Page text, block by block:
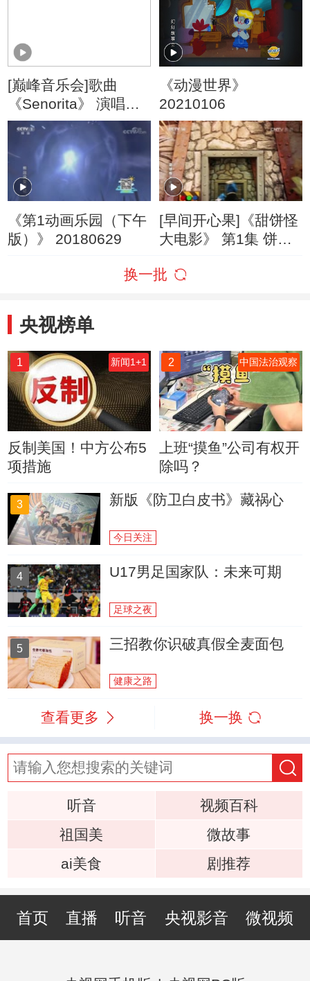
[巅峰音乐会]歌曲
《Senorita》 演唱：
沙宝亮
《动漫世界》
20210106
《第1动画乐园（下午
版）》 20180629
[早间开心果]《甜饼怪
大电影》 第1集 饼饼7
换一批
央视榜单
1 新闻1+1
反制美国！中方公布5
项措施
2 中国法治观察
上班“摸鱼”公司有权开
除吗？
3 新版《防卫白皮书》藏祸心
今日关注
4 U17男足国家队：未来可期
足球之夜
5 三招教你识破真假全麦面包
健康之路
查看更多 换一换
听音
视频百科
祖国美
微故事
ai美食
剧推荐
首页 直播 听音 央视影音 微视频